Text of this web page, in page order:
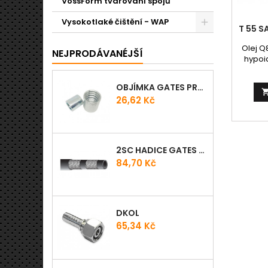
Vysokotlaké čištění - WAP
NEJPRODÁVANÉJŠÍ
OBJÍMKA GATES PRO-V
Cena
26,62 Kč
2SC HADICE GATES PROV
Cena
84,70 Kč
DKOL
Cena
65,34 Kč
T 55
Olej
pro
se v